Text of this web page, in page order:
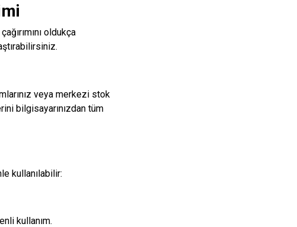
oldukça
veya merkezi stok
bilgisayarınızdan tüm
kullanılabilir:
kullanım.